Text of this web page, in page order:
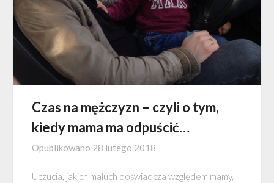
Czas na mężczyzn – czyli o tym,
kiedy mama ma odpuścić…
Opublikowano 28 lutego 2018
Uczucia, jakich maluch doświadcza względem mamy,